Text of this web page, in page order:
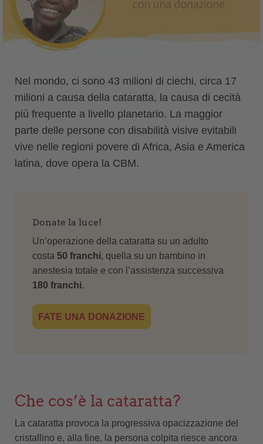
Nel mondo, ci sono 43 milioni di ciechi, circa 17
milioni a causa della cataratta, la causa di cecità
più frequente a livello planetario. La maggior
parte delle persone con disabilità visive evitabili
vive nelle regioni povere di Africa, Asia e America
latina, dove opera la CBM.
Donate la luce!
Un’operazione della cataratta su un adulto
costa 50 franchi, quella su un bambino in
anestesia totale e con l’assistenza successiva
180 franchi.
FATE UNA DONAZIONE
Che cos’è la cataratta?
La cataratta provoca la progressiva opacizzazione del
cristallino e, alla fine, la persona colpita riesce ancora